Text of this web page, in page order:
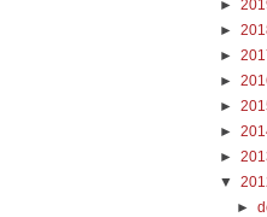
►
►
►
►
►
►
►
▼
►